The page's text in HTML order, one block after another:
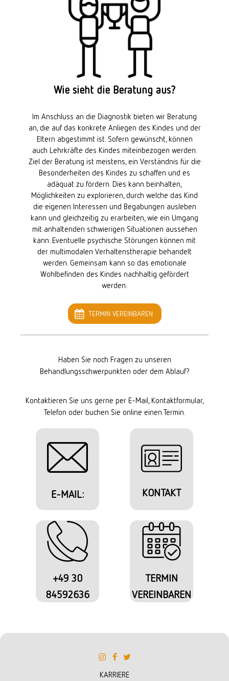
Wie sieht die Beratung aus?
Im Anschluss an die Diagnostik bieten wir Beratung
an, die auf das konkrete Anliegen des Kindes und der
Eltern abgestimmt ist. Sofern gewünscht, können
auch Lehrkräfte des Kindes miteinbezogen werden.
Ziel der Beratung ist meistens, ein Verständnis für die
Besonderheiten des Kindes zu schaffen und es
adäquat zu fördern. Dies kann beinhalten,
Möglichkeiten zu explorieren, durch welche das Kind
die eigenen Interessen und Begabungen ausleben
kann und gleichzeitig zu erarbeiten, wie ein Umgang
mit anhaltenden schwierigen Situationen aussehen
kann. Eventuelle psychische Störungen können mit
der multimodalen Verhaltenstherapie behandelt
werden. Gemeinsam kann so das emotionale
Wohlbefinden des Kindes nachhaltig gefördert
werden.
TERMIN VEREINBAREN
Haben Sie noch Fragen zu unseren
Behandlungsschwerpunkten oder dem Ablauf?
Kontaktieren Sie uns gerne per E-Mail, Kontaktformular,
Telefon oder buchen Sie online einen Termin.
E-MAIL: KONTAKT
+49 30
84592636
TERMIN
VEREINBAREN
KARRIERE